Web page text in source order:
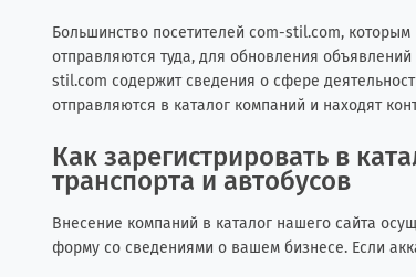
Большинство посетителей com-stil.com,
отправляются туда, для обновления
stil.com содержит сведения о сфере
отправляются в каталог компаний и находят
Как зарегистрировать в
транспорта и автобусов
Внесение компаний в каталог нашего сайта
форму со сведениями о вашем бизнесе. Если